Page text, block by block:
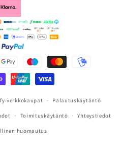
verkkokaupat Palautuskäytäntö
Toimituskäytäntö Yhteystiedot
huomautus